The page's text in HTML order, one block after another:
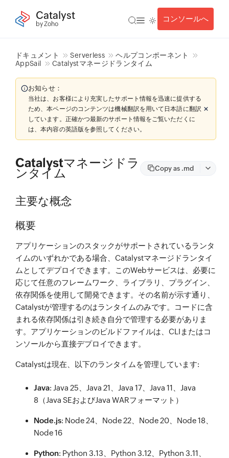
Catalyst
by Zoho
コンソールへ
ドキュメント Serverless
ヘルプコンポーネント
AppSail
Catalystマネージドランタイム
お知らせ：
当社は、お客様により充実したサポート情報を迅速に提供する
ため、本ページのコンテンツは機械翻訳を用いて日本語に翻訳
しています。正確かつ最新のサポート情報をご覧いただくに
は、本内容の英語版を参照してください。
Catalystマネージドラ
ンタイム Copy as .md
主要な概念
概要
アプリケーションのスタックがサポートされているランタ
イムのいずれかである場合、Catalystマネージドランタイ
ムとしてデプロイできます。このWebサービスは、必要に
応じて任意のフレームワーク、ライブラリ、プラグイン、
依存関係を使用して開発できます。その名前が示す通り、
Catalystが管理するのはランタイムのみです。コードに含
まれる依存関係は引き続き自分で管理する必要がありま
す。アプリケーションのビルドファイルは、CLIまたはコ
ンソールから直接デプロイできます。
Catalystは現在、以下のランタイムを管理しています:
Java: Java 25、Java 21、Java 17、Java 11、Java
8（Java SEおよびJava WARフォーマット）
Node.js: Node 24、Node 22、Node 20、Node 18、
Node 16
Python: Python 3.13、Python 3.12、Python 3.11、